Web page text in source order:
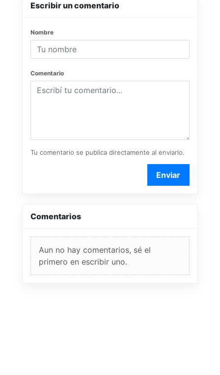
Escribir un comentario
Nombre
Comentario
Tu comentario se publica directamente al enviarlo.
Enviar
Comentarios
Aun no hay comentarios, sé el
primero en escribir uno.